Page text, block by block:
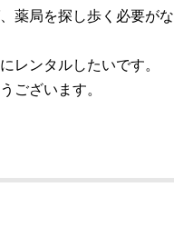
薬局を探し歩く必要がな
レンタルしたいです。
ございます。